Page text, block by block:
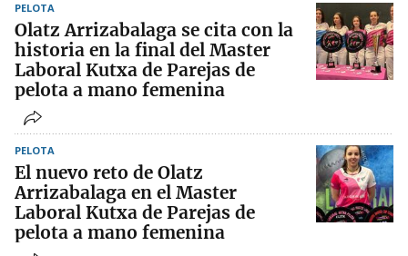
PELOTA
Olatz Arrizabalaga se cita con la
historia en la final del Master
Laboral Kutxa de Parejas de
pelota a mano femenina
PELOTA
El nuevo reto de Olatz
Arrizabalaga en el Master
Laboral Kutxa de Parejas de
pelota a mano femenina